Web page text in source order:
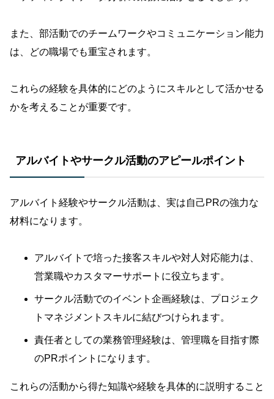
また、部活動でのチームワークやコミュニケーション能力
は、どの職場でも重宝されます。
これらの経験を具体的にどのようにスキルとして活かせる
かを考えることが重要です。
アルバイトやサークル活動のアピールポイント
アルバイト経験やサークル活動は、実は自己PRの強力な
材料になります。
アルバイトで培った接客スキルや対人対応能力は、
営業職やカスタマーサポートに役立ちます。
サークル活動でのイベント企画経験は、プロジェク
トマネジメントスキルに結びつけられます。
責任者としての業務管理経験は、管理職を目指す際
のPRポイントになります。
これらの活動から得た知識や経験を具体的に説明すること